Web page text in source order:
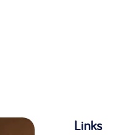
Wijkaanpak
Links